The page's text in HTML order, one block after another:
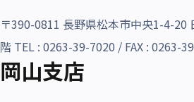
就労支援
会社概要
役員一覧
ニュース
サステナビリティ
〒390-0811 長野県松本市中央1-4-20
階 TEL : 0263-39-7020 / FAX : 0263-
岡山支店